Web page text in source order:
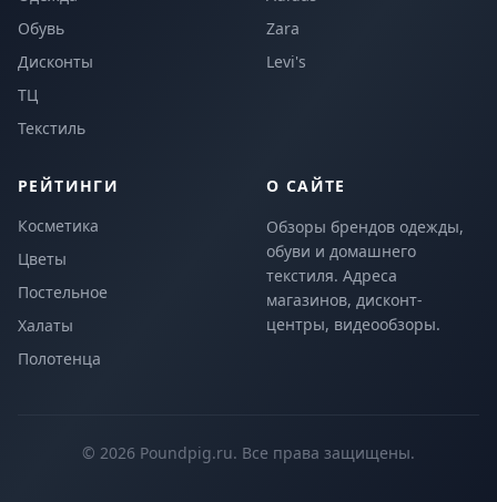
Обувь
Дисконты
ТЦ
Текстиль
Zara
Levi's
РЕЙТИНГИ
Косметика
Цветы
Постельное
Халаты
Полотенца
О САЙТЕ
Обзоры брендов одежды,
обуви и домашнего
текстиля. Адреса
магазинов, дисконт-
центры, видеообзоры.
© 2026 Poundpig.ru. Все права защищены.